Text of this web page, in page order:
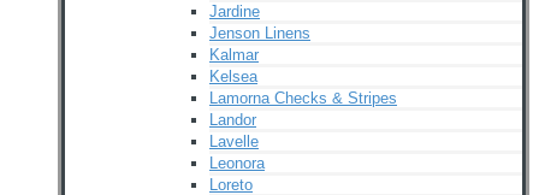
Jardine
Jenson Linens
Kalmar
Kelsea
Lamorna Checks & Stripes
Landor
Lavelle
Leonora
Loreto